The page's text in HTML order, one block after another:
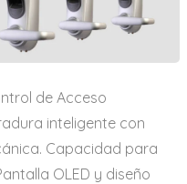
de Acceso
inteligente con
Capacidad para
OLED y diseño